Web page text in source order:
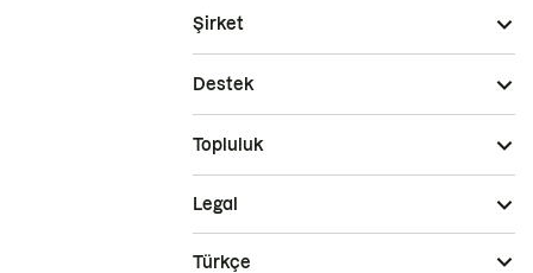
Şirket
Destek
Topluluk
Legal
Türkçe